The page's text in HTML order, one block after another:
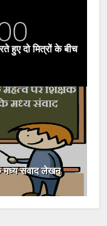
हुए दो मित्रों के बीच
मध्य संवाद लेखन